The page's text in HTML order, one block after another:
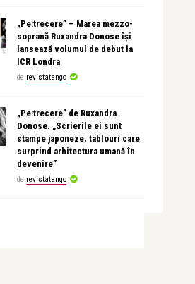
„Pe:trecere” – Marea mezzo-
soprană Ruxandra Donose își
lansează volumul de debut la
ICR Londra
de revistatango
„Pe:trecere” de Ruxandra
Donose. „Scrierile ei sunt
stampe japoneze, tablouri care
surprind arhitectura umană în
devenire”
de revistatango